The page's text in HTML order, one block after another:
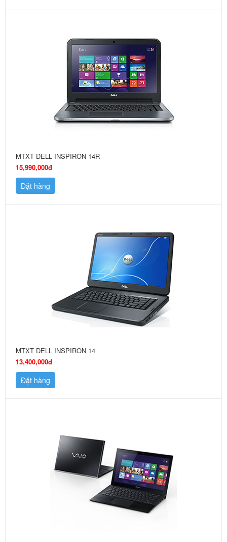
MTXT DELL INSPIRON 14R
15,990,000đ
Đặt hàng
MTXT DELL INSPIRON 14
13,400,000đ
Đặt hàng